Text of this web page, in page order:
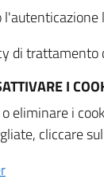
di
I
eliminare i
cliccare